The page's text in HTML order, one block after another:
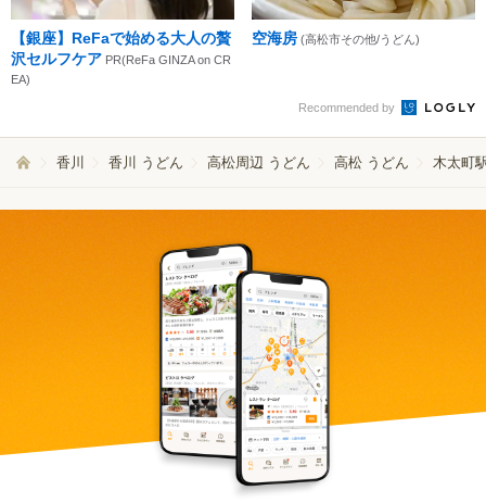
【銀座】ReFaで始める大人の贅
沢セルフケア PR(ReFa GINZA on CR
EA)
空海房 (高松市その他/うどん)
Recommended by
香川 香川 うどん 高松周辺 うどん 高松 うどん 木太町